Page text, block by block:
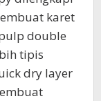
karet
double
tipis
dry layer